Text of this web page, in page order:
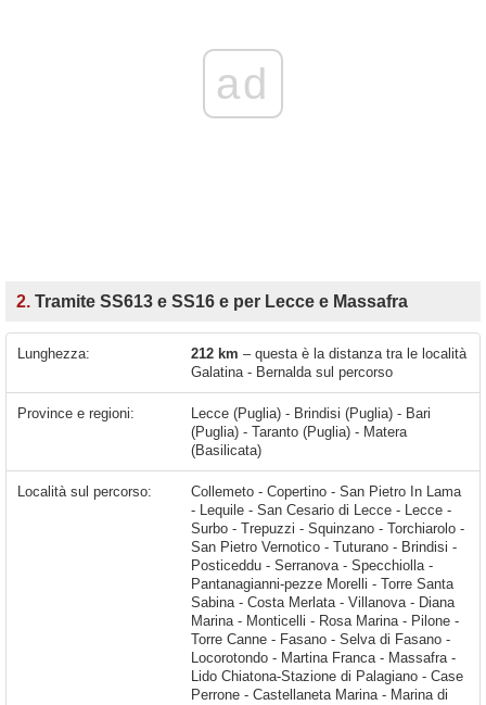
ad
2. Tramite SS613 e SS16 e per Lecce e Massafra
Lunghezza: 212 km – questa è la distanza tra le località
Galatina - Bernalda sul percorso
Province e regioni:
Lecce (Puglia) - Brindisi (Puglia) - Bari
(Puglia) - Taranto (Puglia) - Matera
(Basilicata)
Località sul percorso: Collemeto - Copertino - San Pietro In Lama - Lequile - San Cesario di Lecce - Lecce - Surbo - Trepuzzi - Squinzano - Torchiarolo - San Pietro Vernotico - Tuturano - Brindisi - Posticeddu - Serranova - Specchiolla - Pantanagianni-pezze Morelli - Torre Santa Sabina - Costa Merlata - Villanova - Diana Marina - Monticelli - Rosa Marina - Pilone - Torre Canne - Fasano - Selva di Fasano - Locorotondo - Martina Franca - Massafra - Lido Chiatona-Stazione di Palagiano - Case Perrone - Castellaneta Marina - Marina di Ginosa - Metaponto - Bernalda